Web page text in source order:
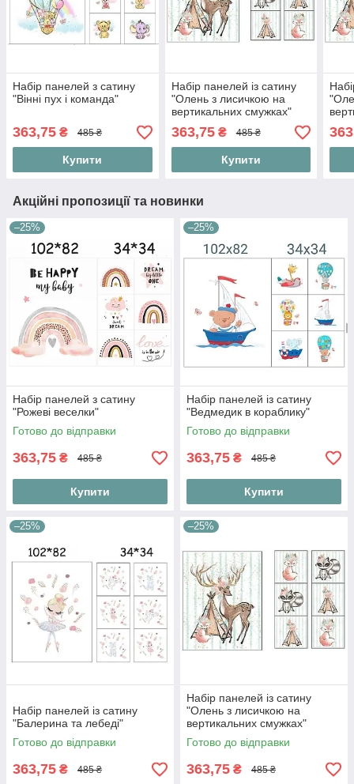
Набір панелей з сатину
"Вінні пух і команда"
363,75 ₴ 485 ₴
Купити
Набір панелей із сатину
"Олень з лисичкою на
вертикальних смужках"
363,75₴ 485 ₴
Купити
Акційні пропозиції та новинки
–25%
Набір панелей з сатину
"Рожеві веселки"
Готово до відправки
363,75 ₴ 485 ₴
Купити
–25%
Набір панелей із сатину
"Ведмедик в кораблику"
Готово до відправки
363,75 ₴ 485 ₴
Купити
–25%
Набір панелей із сатину
"Балерина та лебеді"
Готово до відправки
363,75 ₴ 485 ₴
–25%
Набір панелей із сатину
"Олень з лисичкою на
вертикальних смужках"
Готово до відправки
363,75 ₴ 485 ₴